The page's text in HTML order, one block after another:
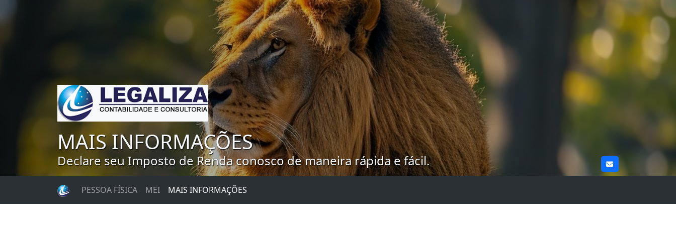
MAIS INFORMAÇÕES
Declare seu Imposto de Renda conosco de maneira rápida e fácil.
PESSOA FÍSICA MEI MAIS INFORMAÇÕES